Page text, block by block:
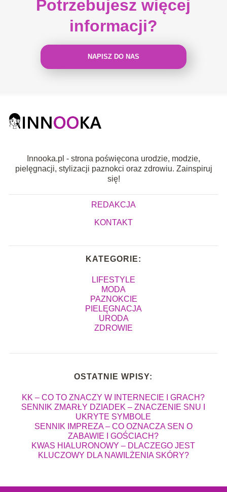
Potrzebujesz więcej
informacji?
NAPISZ DO NAS
Innooka.pl - strona poświęcona urodzie, modzie,
pielęgnacji, stylizacji paznokci oraz zdrowiu. Zainspiruj
się!
REDAKCJA
KONTAKT
KATEGORIE:
LIFESTYLE
MODA
PAZNOKCIE
PIELĘGNACJA
URODA
ZDROWIE
OSTATNIE WPISY:
KK – CO TO ZNACZY W INTERNECIE I GRACH?
SENNIK ZMARŁY DZIADEK – ZNACZENIE SNU I
UKRYTE SYMBOLE
SENNIK IMPREZA – CO OZNACZA SEN O
ZABAWIE I GOŚCIACH?
KWAS HIALURONOWY – DLACZEGO JEST
KLUCZOWY DLA NAWILŻENIA SKÓRY?